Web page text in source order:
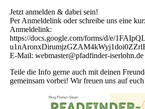
Jetzt anmelden & dabei sein!
Per Anmeldelink oder schreibe uns eine
Anmeldelink:
https://docs.google.com/forms/d/e/
E-Mail: webmaster@pfadfinder-iserlohn.de
Teile die Info gerne auch mit deinen
gemeinsam vorbei! Wir freuen uns auf